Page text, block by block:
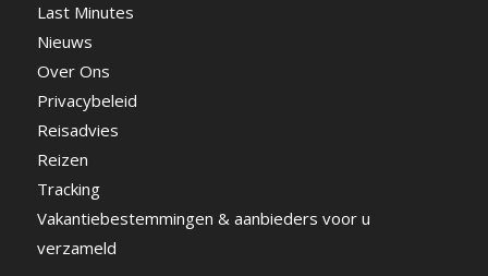
Last Minutes
Nieuws
Over Ons
Privacybeleid
Reisadvies
Reizen
Tracking
Vakantiebestemmingen & aanbieders voor u
verzameld